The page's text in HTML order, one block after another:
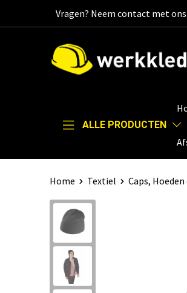
Vragen? Neem contact met
ALLE PRODUCTEN
Home Textiel Caps,